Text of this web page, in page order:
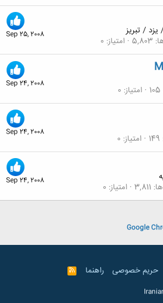
Sep 25, 2008
/ تبریز
5,803 امتیاز 0
Sep 24, 2008 105 امتیاز 0
Sep 24, 2008 149 امتیاز 0
Sep 24, 2008 3,811 امتیاز 0
حریم خصوصی راهنما
R
S